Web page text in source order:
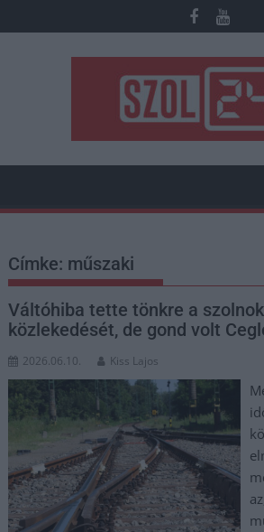
to
Címke: műszaki
Váltóhiba tette tönkre a
közlekedését, de gond volt
2026.06.10. Kiss Lajos